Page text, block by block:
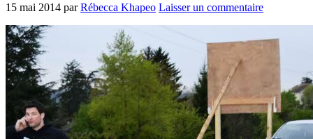
15 mai 2014 parRébecca Khapeo Laisser un commentaire